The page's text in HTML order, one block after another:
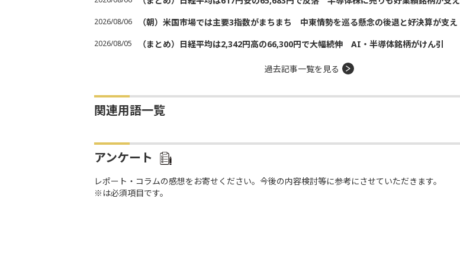
2026/08/06 （朝）米国市場では主要3指数がまちまち 中東情勢を巡る懸念の後退と好決算が支え
2026/08/05 （まとめ）日経平均は2,342円高の66,300円で大幅続伸 AI・半導体銘柄がけん引
過去記事一覧を見る
関連用語一覧
アンケート
レポート・コラムの感想をお寄せください。今後の内容検討等に参考にさせていただきます。
※は必須項目です。